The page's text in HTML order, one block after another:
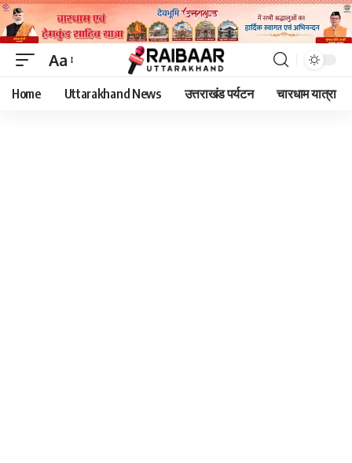
Font
Resizer
Aa
Home Uttarakhand News उत्तराखंड पर्यटन चारधाम यात्रा